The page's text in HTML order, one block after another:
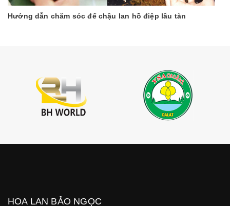
Hướng dẫn chăm sóc để chậu lan hồ điệp lâu tàn
HOA LAN BẢO NGỌC